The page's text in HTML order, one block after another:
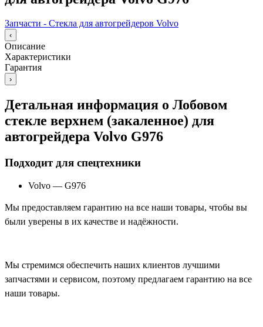
Запчасти - Стекла для автогрейдеров Volvo
‹
Описание
Характеристики
Гарантия
›
Детальная информация о Лобовом
стекле верхнем (закаленное) для
автогрейдера Volvo G976
Подходит для спецтехники
Volvo — G976
Мы предоставляем гарантию на все наши товары, чтобы вы
были уверены в их качестве и надёжности.
Мы стремимся обеспечить наших клиентов лучшими
запчастями и сервисом, поэтому предлагаем гарантию на все
наши товары.